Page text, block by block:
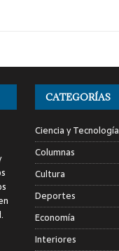
CATEGORÍAS
Ciencia y Tecnología
Columnas
Cultura
Deportes
Economía
Interiores